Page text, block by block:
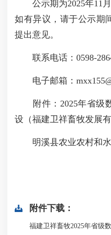
公示期为2025年11月5
如有异议，请于公示期
提出意见。
联系电话：0598-
电子邮箱：
附件：2025年省级
设（福建卫祥畜牧发展
明溪县农业农村和水
附件下载：
福建卫祥畜牧2025年省级